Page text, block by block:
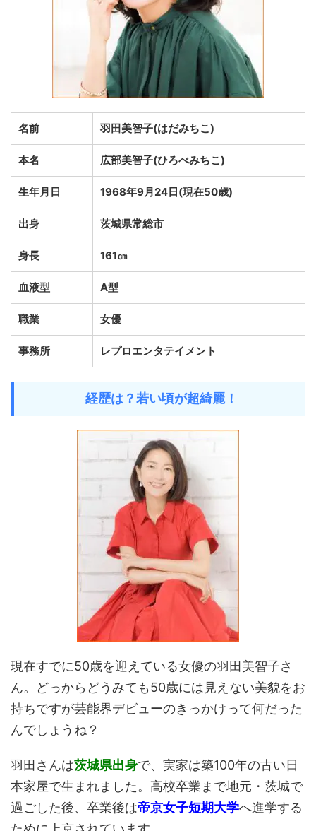
名前 羽田美智子(はだみちこ)
本名 広部美智子(ひろべみちこ)
生年月日 1968年9月24日(現在50歳)
出身 茨城県常総市
身長 161㎝
血液型 A型
職業 女優
事務所 レプロエンタテイメント
経歴は？若い頃が超綺麗！
現在すでに50歳を迎えている女優の羽田美智子さ
ん。どっからどうみても50歳には見えない美貌をお
持ちですが芸能界デビューのきっかけって何だった
んでしょうね？
羽田さんは茨城県出身で、実家は築100年の古い日
本家屋で生まれました。高校卒業まで地元・茨城で
過ごした後、卒業後は帝京女子短期大学へ進学する